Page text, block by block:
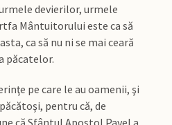
devierilor, urmele
Mântuitorului este ca să
ca să nu ni se mai ceară
păcatelor.
pe care le au oamenii, şi
pentru că, de
că Sfântul Apostol Pavel a